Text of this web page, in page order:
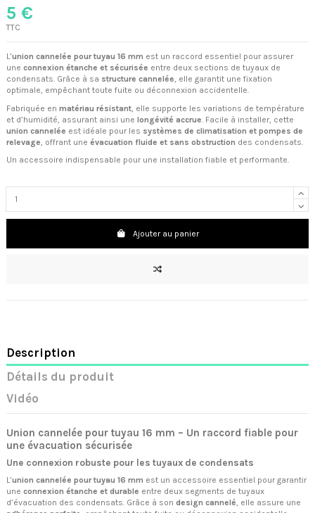
5 €
TTC
L’union cannelée pour tuyau 16 mm est un raccord essentiel pour assurer
une connexion étanche et sécurisée entre deux sections de tuyaux de
condensats. Grâce à sa structure cannelée, elle garantit une fixation
optimale, empêchant toute fuite ou déconnexion accidentelle.
Fabriquée en matériau résistant , elle supporte les variations de température
et d’humidité, assurant ainsi une longévité accrue . Facile à installer, cette
union cannelée est idéale pour les systèmes de climatisation et pompes de
relevage , offrant une évacuation fluide et sans obstruction des condensats.
Un accessoire indispensable pour une installation fiable et performante.
Ajouter au panier
Description
Détails du produit
Vidéo
Union cannelée pour tuyau 16 mm – Un raccord fiable pour
une évacuation sécurisée
Une connexion robuste pour les tuyaux de condensats
L’union cannelée pour tuyau 16 mm est un accessoire essentiel pour garantir
une connexion étanche et durable entre deux segments de tuyaux
d’évacuation des condensats. Grâce à son design cannelé, elle assure une